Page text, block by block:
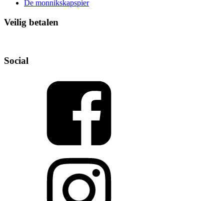
De monnikskapspier
Veilig betalen
Social